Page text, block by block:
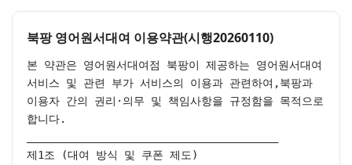
북팡 영어원서대여 이용약관(시행20260110)
본 약관은 영어원서대여점 북팡이 제공하는 영어원서대여
서비스 및 관련 부가 서비스의 이용과 관련하여,북팡과
이용자 간의 권리·의무 및 책임사항을 규정함을 목적으로
합니다.
제1조 (대여 방식 및 쿠폰 제도)